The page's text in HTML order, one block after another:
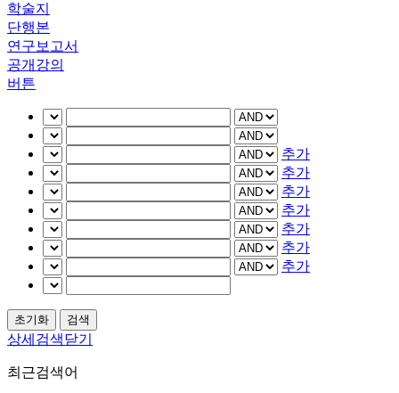
학술지
단행본
연구보고서
공개강의
버튼
추가
추가
추가
추가
추가
추가
추가
상세검색닫기
최근검색어